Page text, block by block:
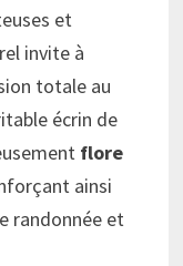
et
invite à
totale au
écrin de
flore
ainsi
randonnée et